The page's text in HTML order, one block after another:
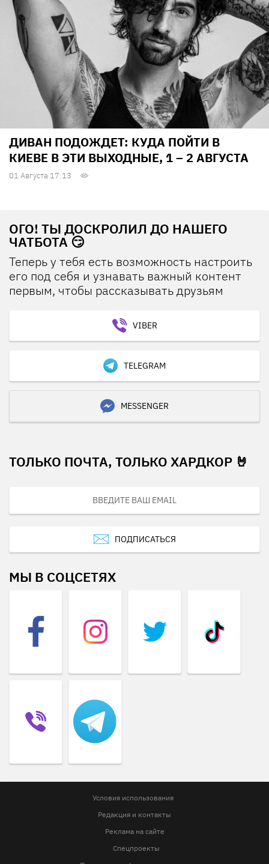
ДИВАН ПОДОЖДЕТ: КУДА ПОЙТИ В
КИЕВЕ В ЭТИ ВЫХОДНЫЕ, 1 – 2 АВГУСТА
01 Августа 17:13
ОГО! ТЫ ДОСКРОЛИЛ ДО НАШЕГО
ЧАТБОТА 😏
Теперь у тебя есть возможность настроить
его под себя и узнавать важный контент
первым, чтобы рассказывать друзьям
VIBER
TELEGRAM
MESSENGER
ТОЛЬКО ПОЧТА, ТОЛЬКО ХАРДКОР 🤘
ПОДПИСАТЬСЯ
МЫ В СОЦСЕТЯХ
Условия использования
Редакция и контакты
Реклама на сайте
Спецпроекты